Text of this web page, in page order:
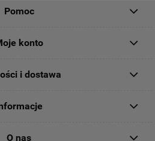
Pomoc
konto
i dostawa
O nas